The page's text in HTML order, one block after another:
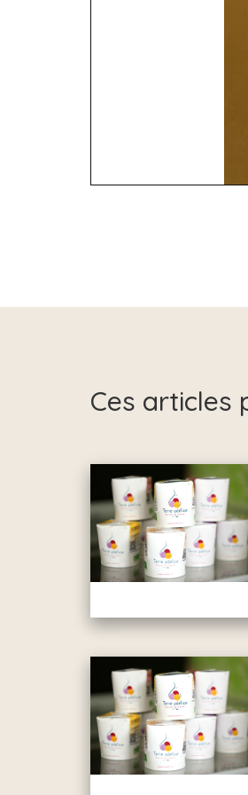
Ces articles